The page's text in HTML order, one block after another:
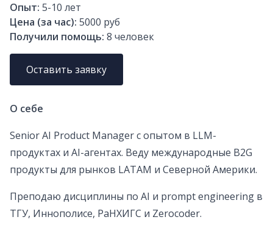
Опыт: 5-10 лет
Цена (за час): 5000 руб
Получили помощь: 8 человек
Оставить заявку
О себе
Senior AI Product Manager с опытом в LLM-
продуктах и AI-агентах. Веду международные B2G
продукты для рынков LATAM и Северной Америки.
Преподаю дисциплины по AI и prompt engineering в
ТГУ, Иннополисе, РаНХИГС и Zerocoder.